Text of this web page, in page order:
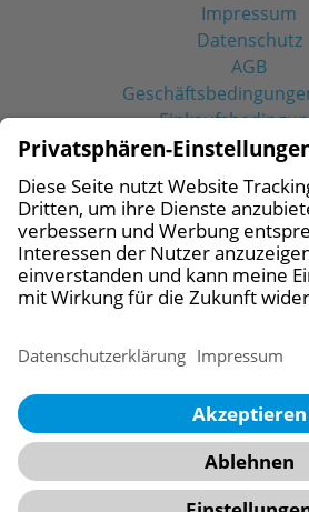
Impressum
Datenschutz
AGB
Social Media
© 2026 CAMLOG